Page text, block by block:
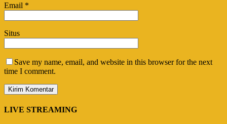
Email *
Situs
Save my name, email, and website in this browser for the next
time I comment.
LIVE STREAMING